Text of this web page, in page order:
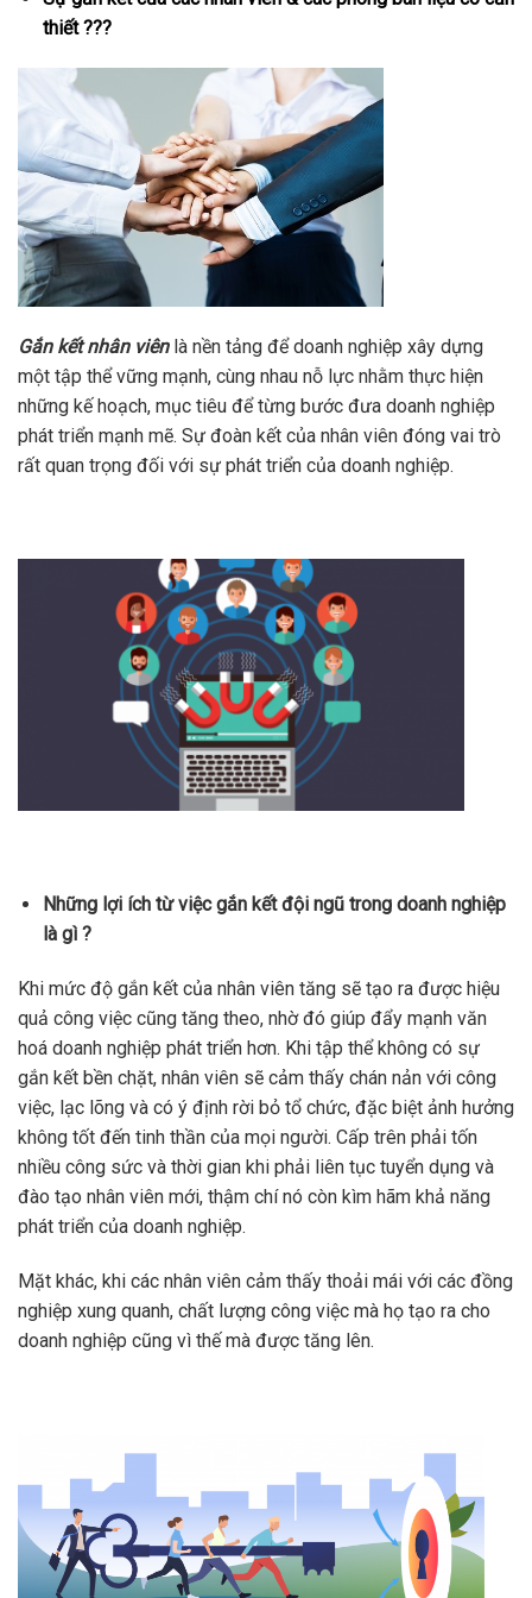
thiết ???
Gắn kết nhân viênlà nền tảng để doanh nghiệp xây dựng
một tập thể vững mạnh, cùng nhau nỗ lực nhằm thực hiện
những kế hoạch, mục tiêu để từng bước đưa doanh nghiệp
phát triển mạnh mẽ. Sự đoàn kết của nhân viên đóng vai trò
rất quan trọng đối với sự phát triển của doanh nghiệp.
Những lợi ích từ việc gắn kết đội ngũ trong doanh nghiệp
là gì ?
Khi mức độ gắn kết của nhân viên tăng sẽ tạo ra được hiệu
quả công việc cũng tăng theo, nhờ đó giúp đẩy mạnh văn
hoá doanh nghiệp phát triển hơn. Khi tập thể không có sự
gắn kết bền chặt, nhân viên sẽ cảm thấy chán nản với công
việc, lạc lõng và có ý định rời bỏ tổ chức, đặc biệt ảnh hưởng
không tốt đến tinh thần của mọi người. Cấp trên phải tốn
nhiều công sức và thời gian khi phải liên tục tuyển dụng và
đào tạo nhân viên mới, thậm chí nó còn kìm hãm khả năng
phát triển của doanh nghiệp.
Mặt khác, khi các nhân viên cảm thấy thoải mái với các đồng
nghiệp xung quanh, chất lượng công việc mà họ tạo ra cho
doanh nghiệp cũng vì thế mà được tăng lên.